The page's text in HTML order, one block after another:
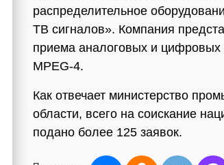
распределительное
ТВ сигналов». Компания
приема аналоговых и цифровых
MPEG-4.
Как отвечает министерство
области, всего на соискание
подано более 125 заявок.